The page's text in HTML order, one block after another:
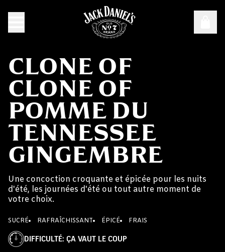
CLONE OF
CLONE OF
POMME DU
TENNESSEE
GINGEMBRE
Une concoction croquante et épicée pour les nuits
d'été, les journées d'été ou tout autre moment de
votre choix.
SUCRÉ RAFRAÎCHISSANT ÉPICÉ FRAIS
DIFFICULTÉ: ÇA VAUT LE COUP